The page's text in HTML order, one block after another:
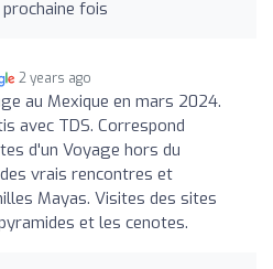
fois
2 years ago
au Mexique en mars 2024.
avec TDS. Correspond
d'un Voyage hors du
vrais rencontres et
Mayas. Visites des sites
et les cenotes.